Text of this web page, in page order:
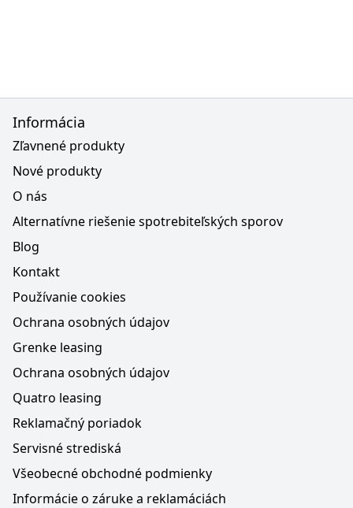
Informácia
Zľavnené produkty
Nové produkty
O nás
Alternatívne riešenie spotrebiteľských sporov
Blog
Kontakt
Používanie cookies
Ochrana osobných údajov
Grenke leasing
Ochrana osobných údajov
Quatro leasing
Reklamačný poriadok
Servisné strediská
Všeobecné obchodné podmienky
Informácie o záruke a reklamáciách